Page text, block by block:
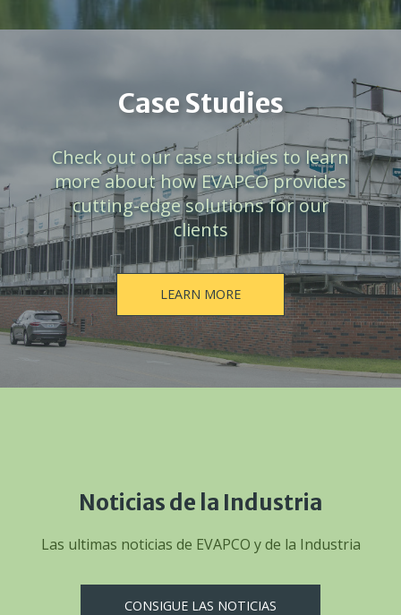
Case Studies
Check out our case studies to learn
more about how EVAPCO provides
cutting-edge solutions for our
clients
LEARN MORE
Noticias de la Industria
Las ultimas noticias de EVAPCO y de la Industria
CONSIGUE LAS NOTICIAS